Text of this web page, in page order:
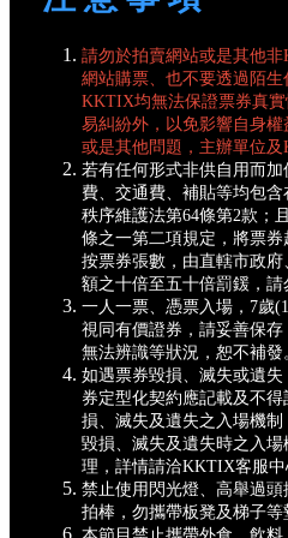
請勿於拍賣網站或是其他
網站購票、也不要透過陌
KKTIX均無法保證票券真
易糾紛外，以免影響自身
或是其他問題，主辦單位及
若有任何形式非供自用而
費、交通費、補貼等均包
秩序維護法第64條第2款；
條之一第二項規定，將票券
按票券張數，由直轄市政
額之十倍至五十倍罰鍰，請
一人一票、憑票入場，7歲
視同有價證券，請妥善保
無法辨識等狀況，恕不補發
如遇票券毀損、滅失或遺
券定型化契約應記載及不
損、滅失及遺失之入場機
毀損、滅失及遺失時之入
理，詳情請洽KKTIX客服中
禁止使用閃光燈、高舉過
拍棒，勿攜帶板凳及梯子等